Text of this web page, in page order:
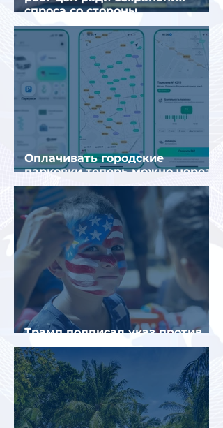
спроса со стороны
иностранных туристов
Оплачивать городские
парковки теперь можно через
Яндекс Go и «Заправки»
Трамп подписал указ против
«родильного туризма» в США